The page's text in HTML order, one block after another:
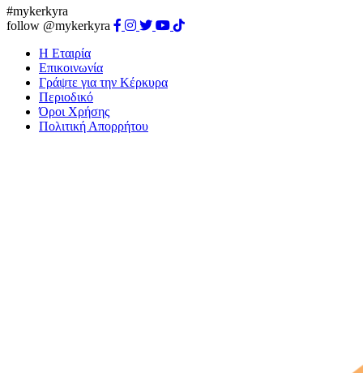
#mykerkyra
follow @mykerkyra
Η Εταιρία
Επικοινωνία
Γράψτε για την Κέρκυρα
Περιοδικό
Όροι Χρήσης
Πολιτική Απορρήτου